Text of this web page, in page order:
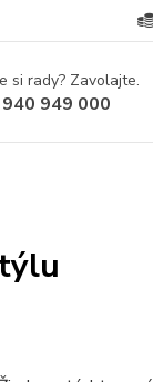
si rady? Zavolajte.
949 000